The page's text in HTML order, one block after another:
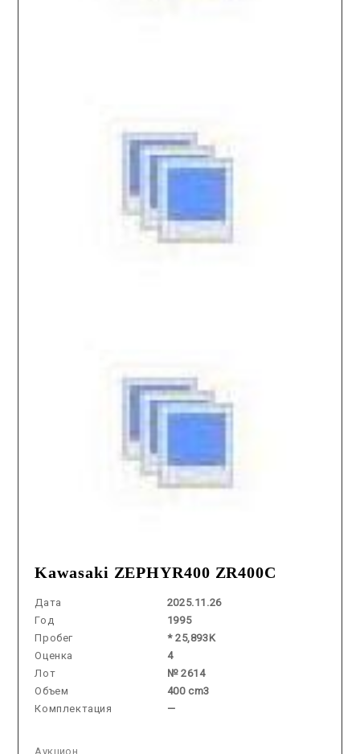
Kawasaki ZEPHYR400 ZR400C
Дата
2025.11.26
Год
1995
Пробег
* 25,893K
Оценка
4
Лот
№ 2614
Объем
400 cm3
Комплектация
—
Аукцион